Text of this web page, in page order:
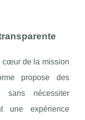
cœur de la mission
propose des
sans nécessiter
une expérience